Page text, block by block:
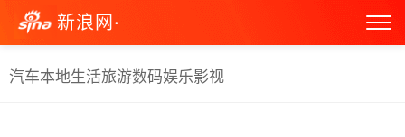
新浪网·
汽车本地生活旅游数码娱乐影视